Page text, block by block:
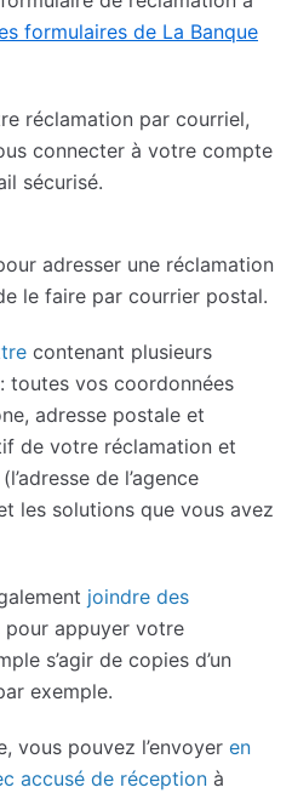
formulaires de La Banque
réclamation par courriel,
connecter à votre compte
sécurisé.
adresser une réclamation
le faire par courrier postal.
contenant plusieurs
toutes vos coordonnées
adresse postale et
de votre réclamation et
de l’agence
les solutions que vous avez
joindre des
appuyer votre
s’agir de copies d’un
exemple.
vous pouvez l’envoyer en
accusé de réception à